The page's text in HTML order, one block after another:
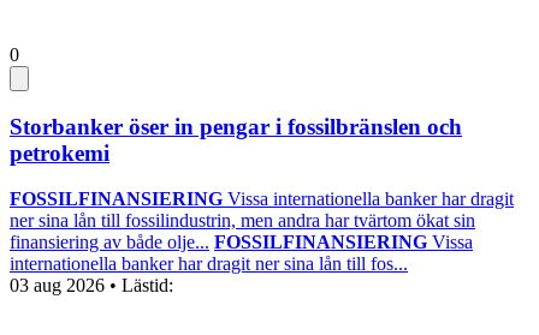
0
Storbanker öser in pengar i fossilbränslen och
petrokemi
FOSSILFINANSIERING Vissa internationella banker har dragit
ner sina lån till fossilindustrin, men andra har tvärtom ökat sin
finansiering av både olje... FOSSILFINANSIERING Vissa
internationella banker har dragit ner sina lån till fos...
03 aug 2026 • Lästid: